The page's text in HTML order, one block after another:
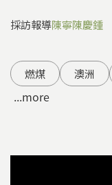
採訪報導陳寧陳慶鍾
燃煤 澳洲
...more